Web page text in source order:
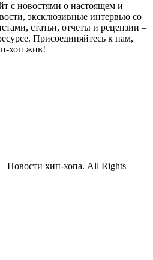
с новостями о настоящем и
эксклюзивные интервью со
статьи, отчеты и рецензии –
Присоединяйтесь к нам,
хоп жив!
Новости хип-хопа. All Rights